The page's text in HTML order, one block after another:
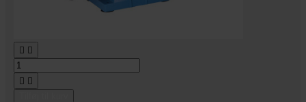
 
 